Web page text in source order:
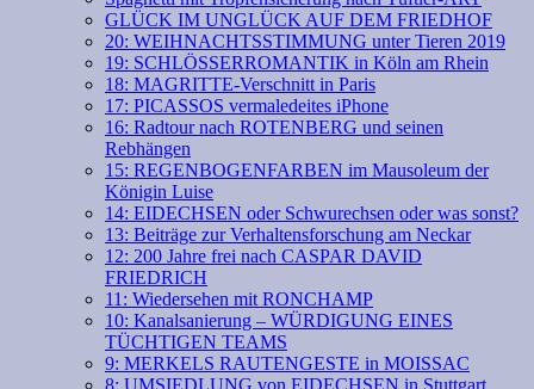
GLÜCK IM UNGLÜCK AUF DEM FRIEDHOF
20: WEIHNACHTSSTIMMUNG unter Tieren 2019
19: SCHLÖSSERROMANTIK in Köln am Rhein
18: MAGRITTE-Verschnitt in Paris
17: PICASSOS vermaledeites iPhone
16: Radtour nach ROTENBERG und seinen
Rebhängen
15: REGENBOGENFARBEN im Mausoleum der
Königin Luise
14: EIDECHSEN oder Schwurechsen oder was sonst?
13: Beiträge zur Verhaltensforschung am Neckar
12: 200 Jahre frei nach CASPAR DAVID
FRIEDRICH
11: Wiedersehen mit RONCHAMP
10: Kanalsanierung – WÜRDIGUNG EINES
TÜCHTIGEN TEAMS
9: MERKELS RAUTENGESTE in MOISSAC
8: UMSIEDLUNG von EIDECHSEN in Stuttgart